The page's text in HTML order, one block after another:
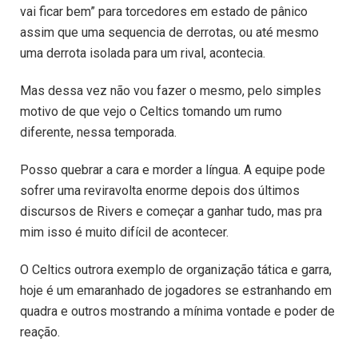
vai ficar bem” para torcedores em estado de pânico
assim que uma sequencia de derrotas, ou até mesmo
uma derrota isolada para um rival, acontecia.
Mas dessa vez não vou fazer o mesmo, pelo simples
motivo de que vejo o Celtics tomando um rumo
diferente, nessa temporada.
Posso quebrar a cara e morder a língua. A equipe pode
sofrer uma reviravolta enorme depois dos últimos
discursos de Rivers e começar a ganhar tudo, mas pra
mim isso é muito difícil de acontecer.
O Celtics outrora exemplo de organização tática e garra,
hoje é um emaranhado de jogadores se estranhando em
quadra e outros mostrando a mínima vontade e poder de
reação.